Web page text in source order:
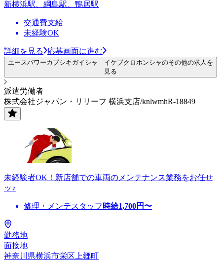
新横浜駅、綱島駅、鴨居駅
交通費支給
未経験OK
詳細を見る 応募画面に進む
エースパワーカブシキガイシャ イケブクロホンシャのその他の求人を
見る
派遣労働者
株式会社ジャパン・リリーフ 横浜支店/knlwmhR-18849
未経験者OK！新店舗での車両のメンテナンス業務をお任せ
ッ♪
修理・メンテスタッフ 時給1,700円〜
勤務地
面接地
神奈川県横浜市栄区上郷町